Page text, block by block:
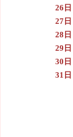
26日
27日
28日
29日
30日
31日